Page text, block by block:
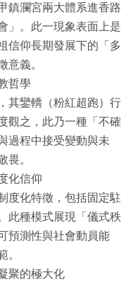
鎮瀾宮兩大體系進香路
」。此一現象表面上是
信仰長期發展下的「多
意義。
哲學
其鑾轎（粉紅超跑）行
觀之，此乃一種「不確
過程中接受變動與未
畏。
化信仰
度化特徵，包括固定駐
此種模式展現「儀式秩
預測性與社會動員能
。
聚的極大化